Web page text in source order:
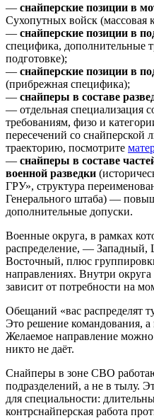
— снайперские позиции в
Сухопутных войск (массовая
— снайперские позиции в
специфика, дополнительные
подготовке);
— снайперские позиции в
(прибрежная специфика);
— снайперы в составе
— отдельная специализация
требованиям, физо и
пересечений со снайперской
траекторию, посмотрите
— снайперы в составе
военной разведки
ГРУ», структура
Генерального штаба) —
дополнительные допуски.
Военные округа, в рамках
распределение, —
Восточный, плюс
направлениях. Внутри округа
зависит от потребности на
Обещаний «вас распределят
Это решение командования,
Желаемое направление
никто не даёт.
Снайперы в зоне СВО
подразделений, а не в тылу.
для специальности:
контрснайперская работа